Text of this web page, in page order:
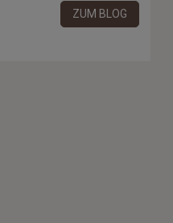
ZUM BLOG